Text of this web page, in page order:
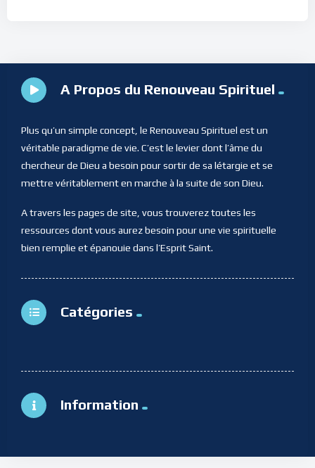
A Propos du Renouveau Spirituel
Plus qu’un simple concept, le Renouveau Spirituel est un
véritable paradigme de vie. C’est le levier dont l’âme du
chercheur de Dieu a besoin pour sortir de sa létargie et se
mettre véritablement en marche à la suite de son Dieu.
A travers les pages de site, vous trouverez toutes les
ressources dont vous aurez besoin pour une vie spirituelle
bien remplie et épanouie dans l’Esprit Saint.
Catégories
Information